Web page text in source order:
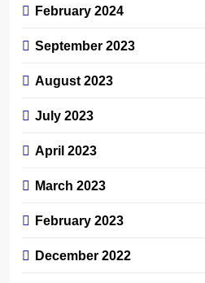
February 2024
September 2023
August 2023
July 2023
April 2023
March 2023
February 2023
December 2022